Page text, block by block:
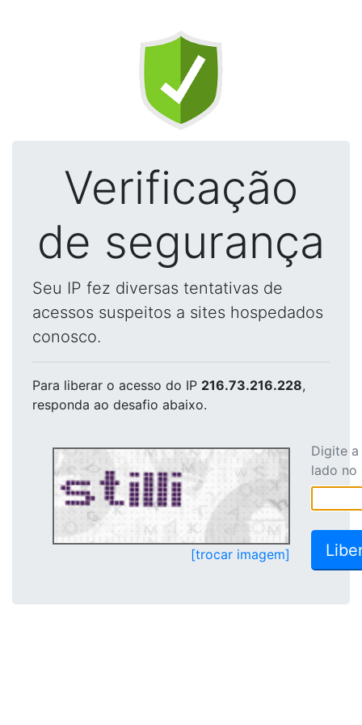
Verificação
de segurança
Seu IP fez diversas tentativas de
acessos suspeitos a sites hospedados
conosco.
Para liberar o acesso do IP 216.73.216.228,
responda ao desafio abaixo.
[trocar imagem]
Digite
lado no